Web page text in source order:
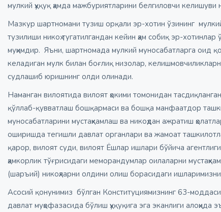
мулкий ҳуқуқ ҳамда мажбуриятларини белгиловчи келишуви
Мазкур шартномани тузиш орқали эр-хотин ўзининг
тузилиши никоҳ тугатилгандан кейин ҳам собиқ эр-
муҳимдир. Яъни, шартномада мулкий муносабатларга оид
келадиган мулк билан боғлиқ низолар,
судлашиб юришнинг олди олинади.
Наманган вилоятида вилоят ҳокими томонидан
қўллаб-қувватлаш бошқармаси ва бошқа манфаатдор
муносабатларини мустаҳкамлаш ва никоҳдан ажратиш
оширишда тегишли давлат органлари ва жамоат
қарор, вилоят суди, вилоят Ёшлар ишлари бўйича
ҳамкорлик тўғрисидаги меморандумлар оилаларни
(шаръий) никоҳларни олдини олиш борасидаги
Асосий қонунимиз бўлган Конституциямизнинг 63-
давлат муҳофазасида бўлиш ҳуқуқига эга эканлиги алоҳида